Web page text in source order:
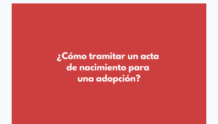
DE
RECIÉN
NACIDO?